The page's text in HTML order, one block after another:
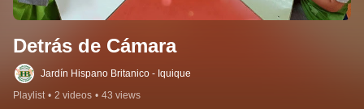
Detrás de Cámara
Jardín Hispano Britanico - Iquique
Playlist • 2 videos • 43 views